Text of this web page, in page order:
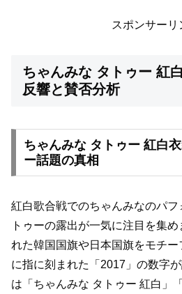
スポンサーリ
ちゃんみな タトゥー 紅
反響と賛否分析
ちゃんみな タトゥー 紅白
ー話題の真相
紅白歌合戦でのちゃんみなのパ
トゥーの露出が一気に注目を集
れた韓国国旗や日本国旗をモチ
に指に刻まれた「2017」の数字
は「ちゃんみな タトゥー 紅白」